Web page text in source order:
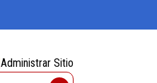
Administrar Sitio